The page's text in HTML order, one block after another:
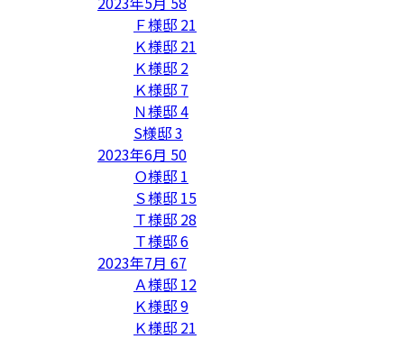
Ｆ様邸 21
Ｋ様邸 21
Ｋ様邸 2
Ｋ様邸 7
Ｎ様邸4
S様邸3
2023年6月 50
Ｏ様邸 1
Ｓ様邸 15
Ｔ様邸 28
Ｔ様邸6
2023年7月 67
Ａ様邸 12
Ｋ様邸9
Ｋ様邸 21